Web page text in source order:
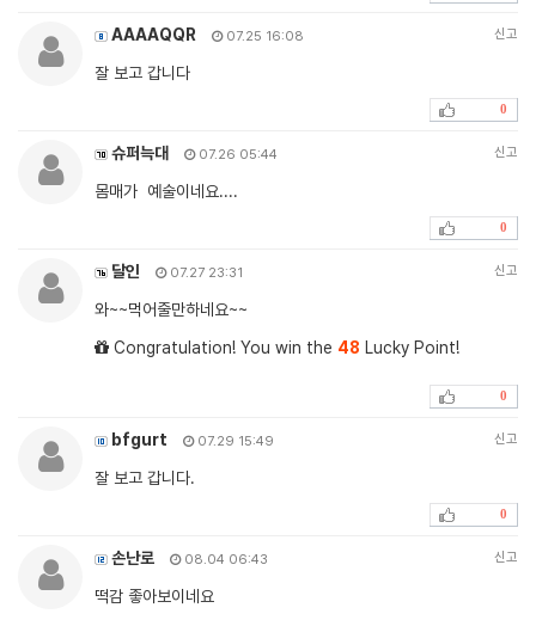
AAAAQQR 07.25 16:08 신고
잘 보고 갑니다
0
슈퍼늑대 07.26 05:44 신고
몸매가 예술이네요....
0
달인 07.27 23:31 신고
와~~먹어줄만하네요~~
Congratulation! You win the 48 Lucky Point!
0
bfgurt 07.29 15:49 신고
잘 보고 갑니다.
0
손난로 08.04 06:43 신고
떡감 좋아보이네요